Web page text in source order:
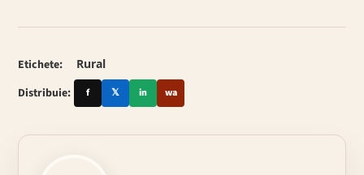
Etichete:
Rural
Distribuie:
f 𝕏 in wa